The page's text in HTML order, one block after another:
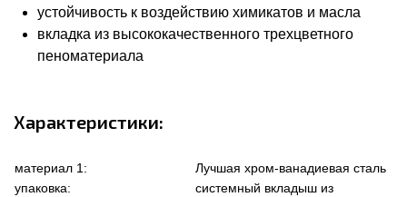
устойчивость к воздействию химикатов и масла
вкладка из высококачественного трехцветного
пеноматериала
Характеристики:
материал 1:
Лучшая хром-ванадиевая сталь
упаковка:
системный вкладыш из